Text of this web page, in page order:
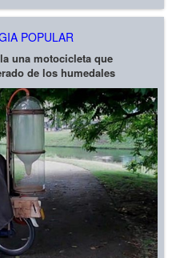
POPULAR
una motocicleta que
de los humedales